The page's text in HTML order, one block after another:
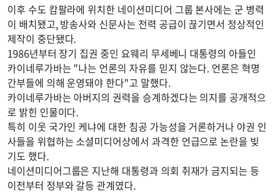
이후 수도 캄팔라에 위치한 네이션미디어 그룹 본사에는 군 병력
이 배치됐고, 방송사와 신문사는 전력 공급이 끊기면서 정상적인
제작이 중단됐다.
1986년부터 장기 집권 중인 요웨리 무세베니 대통령의 아들인
카이네루가바는 "나는 언론의 자유를 믿지 않는다. 언론은 혁명
간부들에 의해 운영돼야 한다"고 말했다.
카이네루가바는 아버지의 권력을 승계하겠다는 의지를 공개적으
로 밝힌 인물이다.
특히 이웃 국가인 케냐에 대한 침공 가능성을 거론하거나 야권 인
사들을 위협하는 소셜미디어상에서 과격한 언급으로 논란을 빚
기도 했다.
네이션미디어그룹은 지난해 대통령과 의회 취재가 금지되는 등
이전부터 정부와 갈등 관계였다.